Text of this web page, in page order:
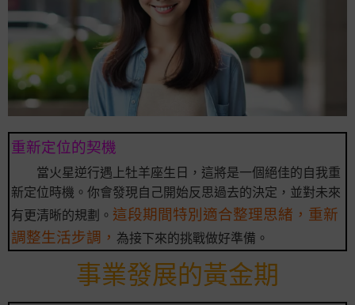
重新定位的契機
當火星逆行遇上牡羊座生日，這將是一個絕佳的自我重
新定位時機。你會發現自己開始反思過去的決定，並對未來
有更清晰的規劃。 這段期間特別適合整理思緒，重新
調整生活步調， 為接下來的挑戰做好準備。
事業發展的黃金期